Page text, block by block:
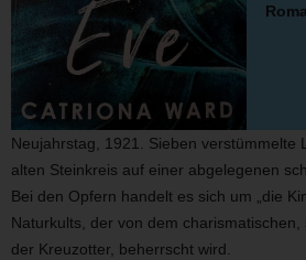
Neujahrstag, 1921. Sieben verstümmelte
alten Steinkreis auf einer abgelegenen
Bei den Opfern handelt es sich um „die
Naturkults, der von dem charismatischen,
der Kreuzotter, beherrscht wird.